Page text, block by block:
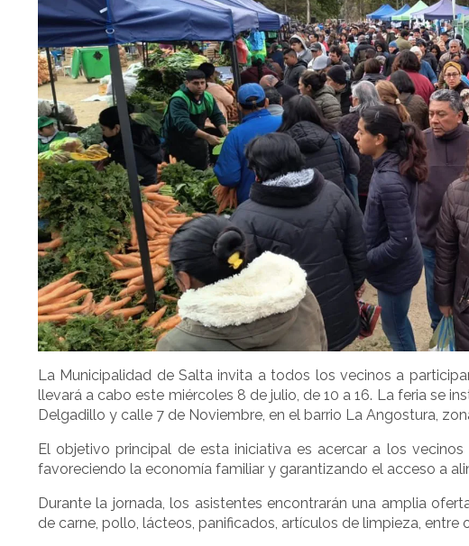
La Municipalidad de Salta invita a todos los vecinos a
llevará a cabo este miércoles 8 de julio, de 10 a 16. La feria se
Delgadillo y calle 7 de Noviembre, en el barrio La Angostura,
El objetivo principal de esta iniciativa es acercar a los
favoreciendo la economía familiar y garantizando el acceso a
Durante la jornada, los asistentes encontrarán una amplia
de carne, pollo, lácteos, panificados, artículos de limpieza, entre